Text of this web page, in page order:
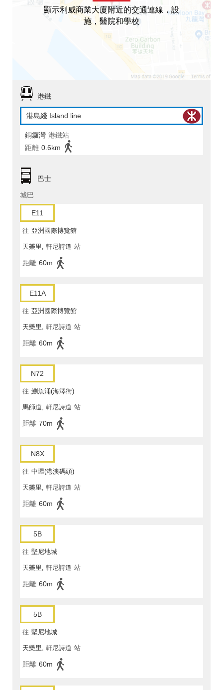
顯示利威商業大廈附近的交通連線，設
施，醫院和學校
港鐵
港島綫 Island line
銅鑼灣 港鐵站
距離 0.6km
巴士
城巴
E11
往 亞洲國際博覽館
天樂里, 軒尼詩道 站
距離 60m
E11A
往 亞洲國際博覽館
天樂里, 軒尼詩道 站
距離 60m
N72
往 鰂魚涌(海澤街)
馬師道, 軒尼詩道 站
距離 70m
N8X
往 中環(港澳碼頭)
天樂里, 軒尼詩道 站
距離 60m
5B
往 堅尼地城
天樂里, 軒尼詩道 站
距離 60m
5B
往 堅尼地城
天樂里, 軒尼詩道 站
距離 60m